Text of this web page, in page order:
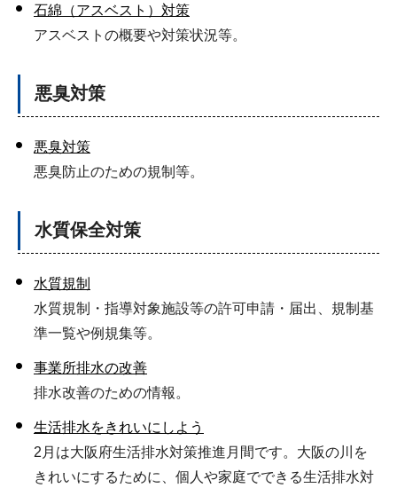
石綿（アスベスト）対策
アスベストの概要や対策状況等。
悪臭対策
悪臭対策
悪臭防止のための規制等。
水質保全対策
水質規制
水質規制・指導対象施設等の許可申請・届出、規制基
準一覧や例規集等。
事業所排水の改善
排水改善のための情報。
生活排水をきれいにしよう
2月は大阪府生活排水対策推進月間です。大阪の川を
きれいにするために、個人や家庭でできる生活排水対